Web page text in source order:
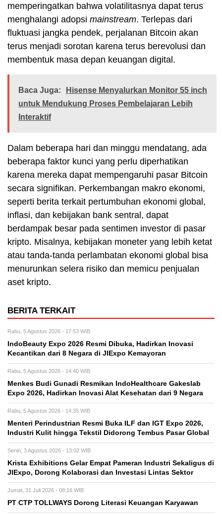
memperingatkan bahwa volatilitasnya dapat terus
menghalangi adopsi mainstream. Terlepas dari
fluktuasi jangka pendek, perjalanan Bitcoin akan
terus menjadi sorotan karena terus berevolusi dan
membentuk masa depan keuangan digital.
Baca Juga:
Hisense Menyalurkan Monitor 55 inch
untuk Mendukung Proses Pembelajaran Lebih
Interaktif
Dalam beberapa hari dan minggu mendatang, ada
beberapa faktor kunci yang perlu diperhatikan
karena mereka dapat mempengaruhi pasar Bitcoin
secara signifikan. Perkembangan makro ekonomi,
seperti berita terkait pertumbuhan ekonomi global,
inflasi, dan kebijakan bank sentral, dapat
berdampak besar pada sentimen investor di pasar
kripto. Misalnya, kebijakan moneter yang lebih ketat
atau tanda-tanda perlambatan ekonomi global bisa
menurunkan selera risiko dan memicu penjualan
aset kripto.
BERITA TERKAIT
Rabu, 5 Agustus 2026 - 17:53 WIB
IndoBeauty Expo 2026 Resmi Dibuka, Hadirkan Inovasi
Kecantikan dari 8 Negara di JIExpo Kemayoran
Rabu, 5 Agustus 2026 - 14:40 WIB
Menkes Budi Gunadi Resmikan IndoHealthcare Gakeslab
Expo 2026, Hadirkan Inovasi Alat Kesehatan dari 9 Negara
Rabu, 5 Agustus 2026 - 14:35 WIB
Menteri Perindustrian Resmi Buka ILF dan IGT Expo 2026,
Industri Kulit hingga Tekstil Didorong Tembus Pasar Global
Senin, 3 Agustus 2026 - 13:02 WIB
Krista Exhibitions Gelar Empat Pameran Industri Sekaligus di
JIExpo, Dorong Kolaborasi dan Investasi Lintas Sektor
Jumat, 31 Juli 2026 - 08:16 WIB
PT CTP TOLLWAYS Dorong Literasi Keuangan Karyawan